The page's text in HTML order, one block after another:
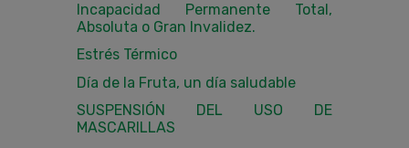
Incapacidad Permanente Total,
Absoluta o Gran Invalidez.
Estrés Térmico
Día de la Fruta, un día saludable
SUSPENSIÓN DEL USO DE
MASCARILLAS